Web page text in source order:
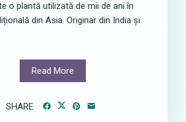
o plantă utilizată de mii de ani în
din Asia. Originar din India și
Read More
SHARE